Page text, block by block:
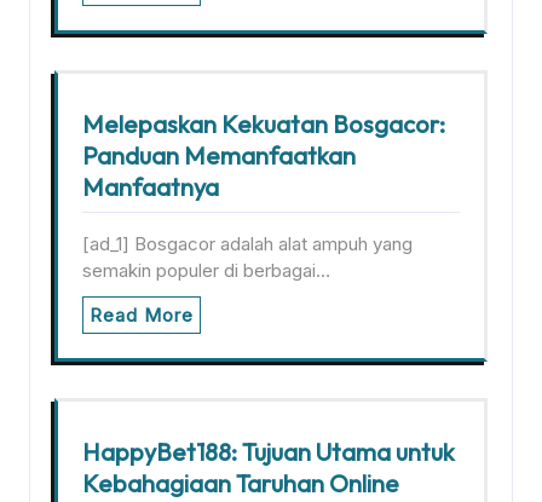
Melepaskan Kekuatan Bosgacor:
Panduan Memanfaatkan
Manfaatnya
[ad_1] Bosgacor adalah alat ampuh yang
semakin populer di berbagai…
Read More
HappyBet188: Tujuan Utama untuk
Kebahagiaan Taruhan Online